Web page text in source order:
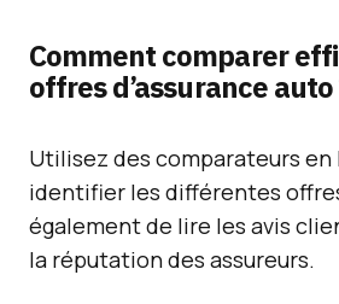
Comment comparer
offres d’assurance auto
Utilisez des comparateurs en
identifier les différentes
également de lire les avis
la réputation des assureurs.